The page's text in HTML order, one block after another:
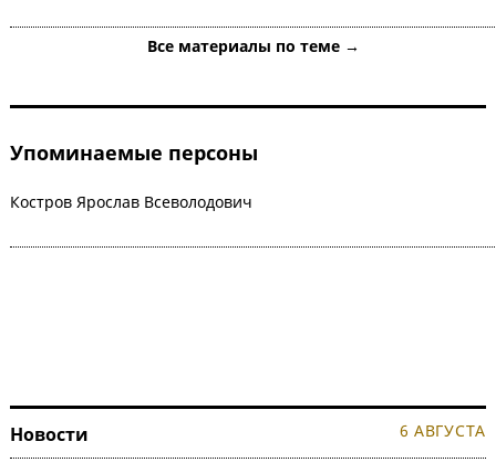
Все материалы по теме →
Упоминаемые персоны
Костров Ярослав Всеволодович
Новости 6 АВГУСТА